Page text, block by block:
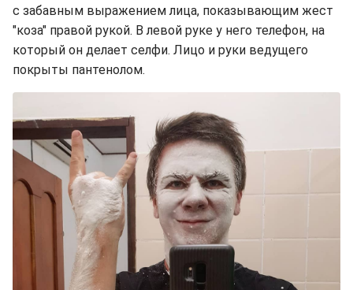
с забавным выражением лица, показывающим жест
"коза" правой рукой. В левой руке у него телефон, на
который он делает селфи. Лицо и руки ведущего
покрыты пантенолом.